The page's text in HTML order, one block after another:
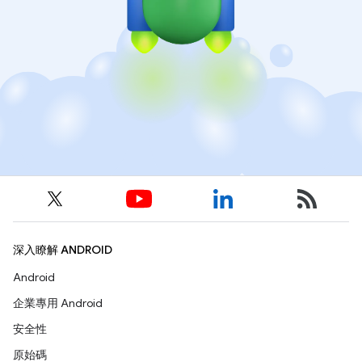
深入瞭解 ANDROID
Android
企業專用 Android
安全性
原始碼